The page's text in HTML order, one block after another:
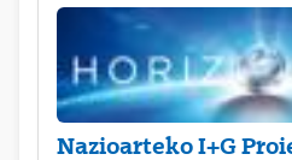
Nazioarteko I+G